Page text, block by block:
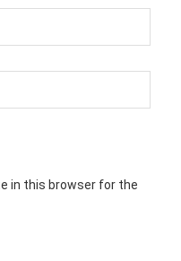
in this browser for the